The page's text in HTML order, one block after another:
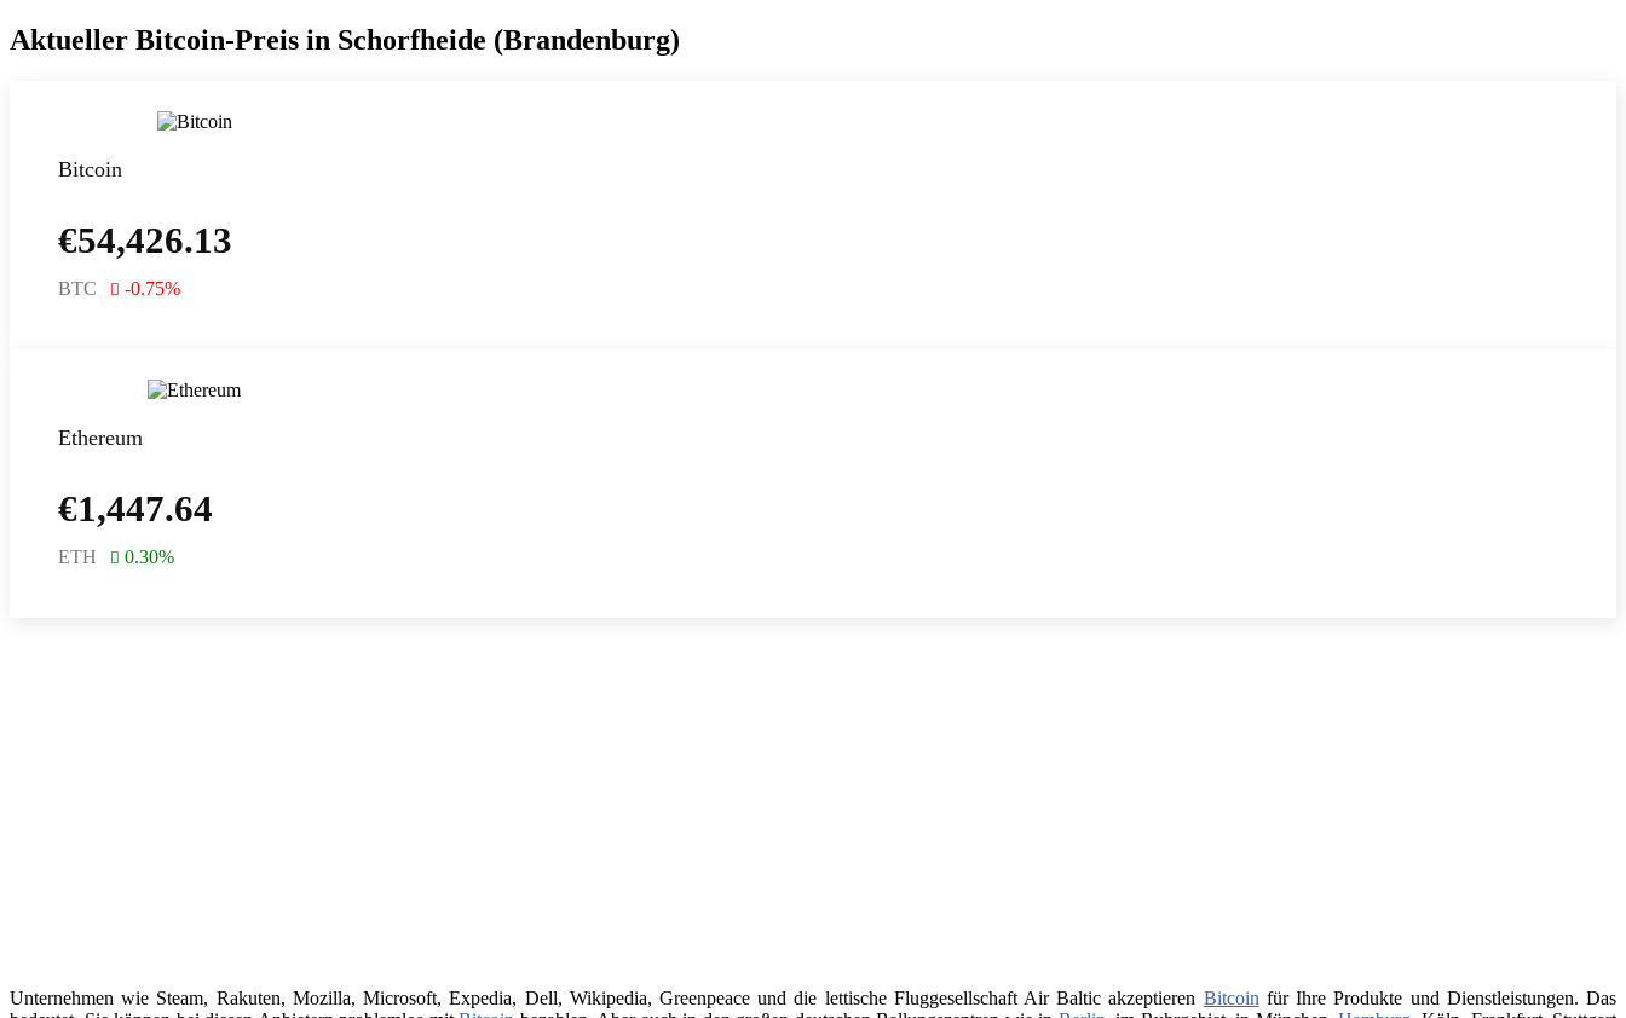
Aktueller Bitcoin-Preis in Schorfheide (Brandenburg)
Bitcoin
€54,426.13
BTC -0.75%
Ethereum
€1,447.64
ETH 0.30%
Unternehmen wie Steam, Rakuten, Mozilla, Microsoft, Expedia, Dell, Wikipedia, Greenpeace und die lettische Fluggesellschaft Air Baltic akzeptieren Bitcoin für Ihre Produkte und Dienstleistungen. Das